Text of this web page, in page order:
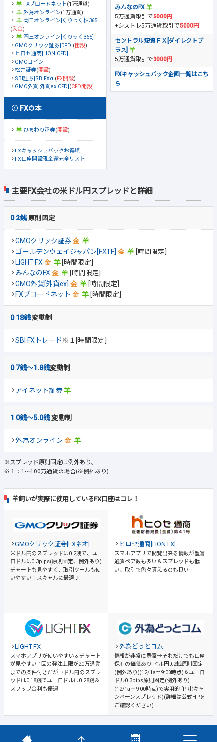
主要FX会社の米ドル円スプレッドと詳細
0.2銭原則固定
GMOクリック証券
ゴールデンウェイジャパン[FXTF]
[時間限定]
LIGHT FX
[時間限定]
みんなのFX
[時間限定]
GMO外貨[外貨ex]
[時間限定]
FXブロードネット
[時間限定]
0.18銭変動制
SBI FXトレード※１[時間限定]
0.7銭～1.8銭変動制
アイネット証券
1.0銭～5.0銭変動制
外為オンライン
※スプレッド原則固定は例外あり。
※１：1～100万通貨の場合(※例外あり)
FXブロードネット(1万通貨)
外為オンライン(1万通貨)
岡三オンライン[くりっく株365]
(入金)
岡三オンライン[くりっく365]
GMOクリック証券[CFD] (開設)
ヒロセ通商[LION CFD]
GMOコイン
松井証券(開設)
SBI証券[SBIFXα] (FX開設)
GMO外貨[外貨ex CFD] (CFD開設)
FXの本
ひまわり証券(開設)
FXキャッシュバックお得順
FX口座開設現金還元全リスト
みんなのFX
5万通貨取引で5000円
+シストレ5万通貨取引で5000円
セントラル短資ＦＸ[ダイレクトプ
ラス]
5万通貨取引で3000円
FXキャッシュバック企画一覧はこち
ら
羊飼いが実際に使用しているFX口座はコレ！
GMOクリック証券[FXネオ]
米ドル円のスプレッドは0.2銭で、ユー
ロドルは0.3pips(原則固定、例外あり)
チャートも見やすく、取引ツールも使
いやすい！スキャルに最適♪
ヒロセ通商[LION FX]
スマホアプリで閲覧出来る情報が豊富
通貨ペア数も多い＆スプレッドも低
い、取引で色々貰えるのも良い
LIGHT FX
スマホアプリが使いやすい＆チャート
が見やすい 1回の発注上限が20万通貨
までの条件付きだが→ドル円のスプレ
ッドは0.18銭でユーロドルは0.28銭＆
スワップ金利も優遇
外為どっとコム
情報が非常に豊富→それだけでも口座
保有の価値あり
ドル円0.2銭原則固定
(例外あり)(12/1am9:00時点)＆ユーロ
ドル0.3pips原則固定(例外あり)
(12/1am9:00時点)で実用的 [PR](キャ
ンペーンスプレッド)(詳細は公式HPを
ご確認ください)